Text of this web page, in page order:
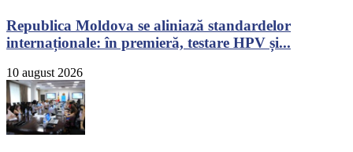
Republica Moldova se aliniază standardelor
internaționale: în premieră, testare HPV și...
10 august 2026